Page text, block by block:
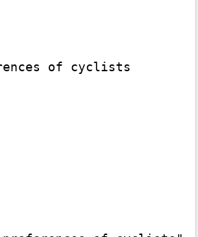
of cyclists